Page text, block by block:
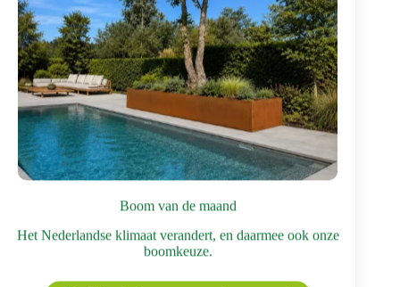
Boom van de maand
Het Nederlandse klimaat verandert, en daarmee ook onze
boomkeuze.
heeft
meerdere
variaties.
Deze
optie
kan
worden
op
de
productpagina